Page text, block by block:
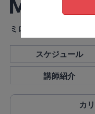
ミロスアカデミー
スケジュール
講師紹介
カ